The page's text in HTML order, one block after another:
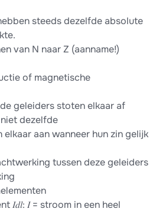
steeds dezelfde absolute
van N naar Z (aanname!)
of magnetische
geleiders stoten elkaar af
dezelfde
elkaar aan wanneer hun zin gelijk
tussen deze geleiders
𝐼𝑑𝑙: 𝐼 = stroom in een heel